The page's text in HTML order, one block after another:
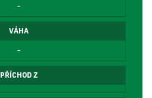
-
VÁHA
-
PŘÍCHOD Z